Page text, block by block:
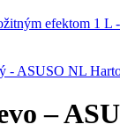
efektom 1 L
- ASUSO NL
–